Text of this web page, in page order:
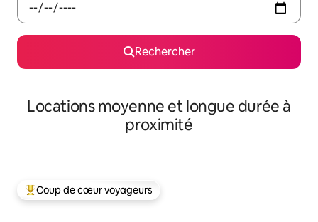
Rechercher
Locations moyenne et longue durée à
proximité
Coups de cœur voyageurs les plus appréciés
Coup de cœur voyageurs